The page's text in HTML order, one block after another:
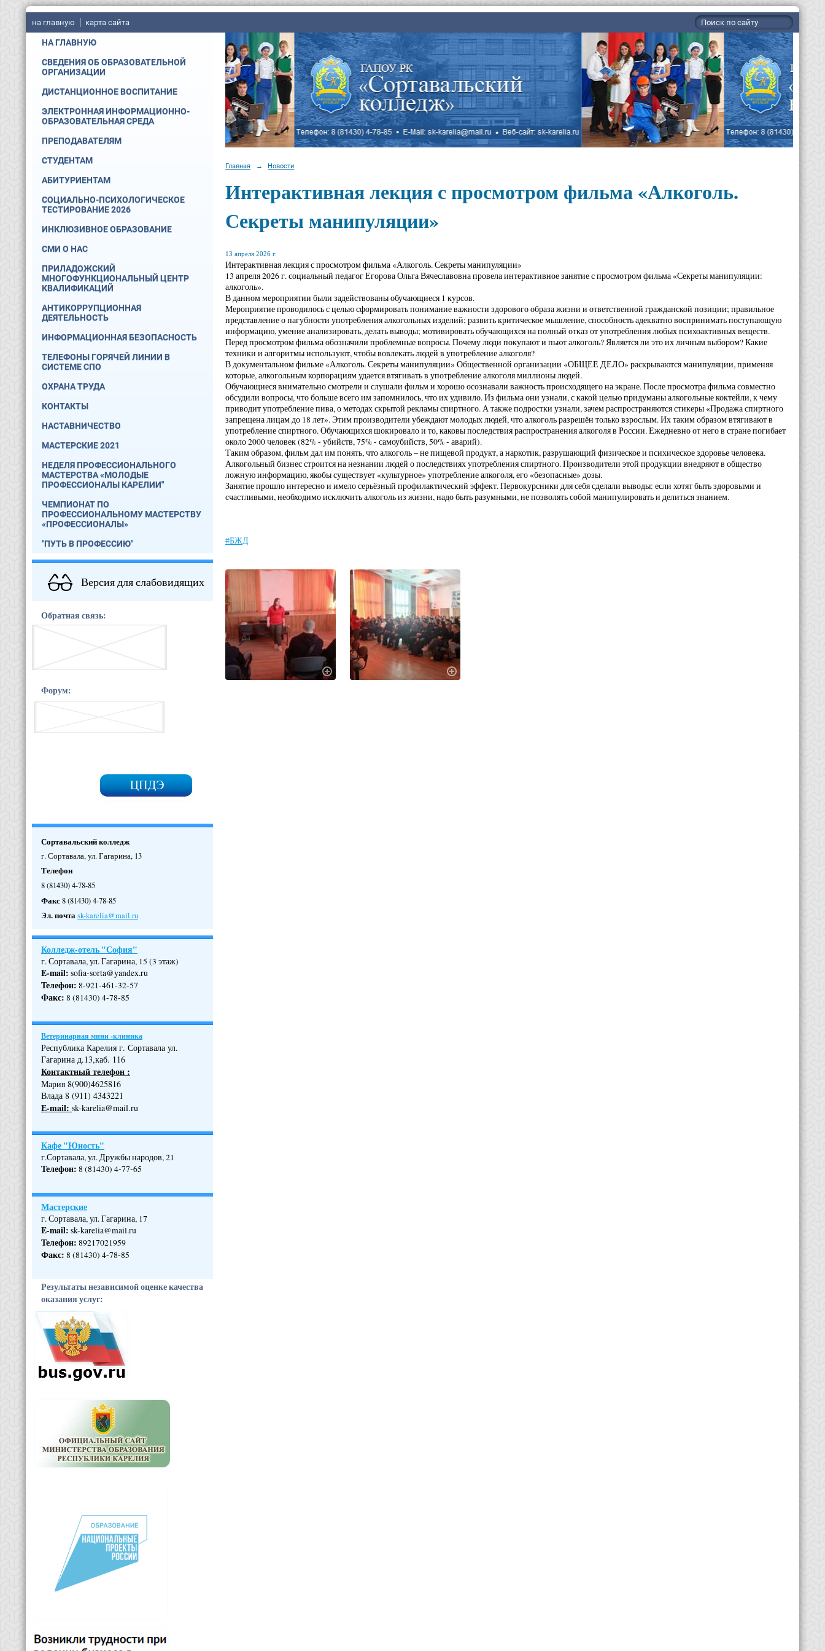
на главную карта сайта
НА ГЛАВНУЮ
СВЕДЕНИЯ ОБ ОБРАЗОВАТЕЛЬНОЙ
ОРГАНИЗАЦИИ
ДИСТАНЦИОННОЕ ВОСПИТАНИЕ
ЭЛЕКТРОННАЯ ИНФОРМАЦИОННО-
ОБРАЗОВАТЕЛЬНАЯ СРЕДА
ПРЕПОДАВАТЕЛЯМ
СТУДЕНТАМ
АБИТУРИЕНТАМ
СОЦИАЛЬНО-ПСИХОЛОГИЧЕСКОЕ
ТЕСТИРОВАНИЕ 2026
ИНКЛЮЗИВНОЕ ОБРАЗОВАНИЕ
СМИ О НАС
ПРИЛАДОЖСКИЙ
МНОГОФУНКЦИОНАЛЬНЫЙ ЦЕНТР
КВАЛИФИКАЦИЙ
АНТИКОРРУПЦИОННАЯ
ДЕЯТЕЛЬНОСТЬ
ИНФОРМАЦИОННАЯ БЕЗОПАСНОСТЬ
ТЕЛЕФОНЫ ГОРЯЧЕЙ ЛИНИИ В
СИСТЕМЕ СПО
ОХРАНА ТРУДА
КОНТАКТЫ
НАСТАВНИЧЕСТВО
МАСТЕРСКИЕ 2021
НЕДЕЛЯ ПРОФЕССИОНАЛЬНОГО
МАСТЕРСТВА «МОЛОДЫЕ
ПРОФЕССИОНАЛЫ КАРЕЛИИ"
ЧЕМПИОНАТ ПО
ПРОФЕССИОНАЛЬНОМУ МАСТЕРСТВУ
«ПРОФЕССИОНАЛЫ»
"ПУТЬ В ПРОФЕССИЮ"
Версия для слабовидящих
Обратная связь:
Форум:
Сортавальский колледж
г. Сортавала, ул. Гагарина, 13
Телефон
8 (81430) 4-78-85
Факс8 (81430) 4-78-85
Эл. почтаsk-karelia@mail.ru
Колледж-отель "София"
г. Сортавала, ул. Гагарина, 15 (3 этаж)
E-mail: sofia-sorta@yandex.ru
Телефон: 8-921-461-32-57
Факс: 8 (81430) 4-78-85
Ветеринарная мини -клиника
Республика Карелия г. Сортавала ул.
Гагарина д.13,каб. 116
Контактный телефон :
Мария 8(900)4625816
Влада 8 (911) 4343221
Е-mail: sk-karelia@mail.ru
Кафе "Юность"
г.Сортавала, ул. Дружбы народов, 21
Телефон: 8 (81430) 4-77-65
Мастерские
г. Сортавала, ул. Гагарина, 17
E-mail: sk-karelia@mail.ru
Телефон: 89217021959
Факс: 8 (81430) 4-78-85
Результаты независимой оценке качества
оказания услуг:
Главная → Новости
Интерактивная лекция с просмотром фильма «Алкоголь.
Секреты манипуляции»
13 апреля 2026 г.
Интерактивная лекция с просмотром фильма «Алкоголь. Секреты манипуляции»
13 апреля 2026 г. социальный педагог Егорова Ольга Вячеславовна провела интерактивное занятие с просмотром фильма «Секреты манипуляции:
алкоголь».
В данном мероприятии были задействованы обучающиеся 1 курсов.
Мероприятие проводилось с целью сформировать понимание важности здорового образа жизни и ответственной гражданской позиции; правильное
представление о пагубности употребления алкогольных изделий; развить критическое мышление, способность адекватно воспринимать поступающую
информацию, умение анализировать, делать выводы; мотивировать обучающихся на полный отказ от употребления любых психоактивных веществ.
Перед просмотром фильма обозначили проблемные вопросы. Почему люди покупают и пьют алкоголь? Является ли это их личным выбором? Какие
техники и алгоритмы используют, чтобы вовлекать людей в употребление алкоголя?
В документальном фильме «Алкоголь. Секреты манипуляции» Общественной организации «ОБЩЕЕ ДЕЛО» раскрываются манипуляции, применяя
которые, алкогольным корпорациям удается втягивать в употребление алкоголя миллионы людей.
Обучающиеся внимательно смотрели и слушали фильм и хорошо осознавали важность происходящего на экране. После просмотра фильма совместно
обсудили вопросы, что больше всего им запомнилось, что их удивило. Из фильма они узнали, с какой целью придуманы алкогольные коктейли, к чему
приводит употребление пива, о методах скрытой рекламы спиртного. А также подростки узнали, зачем распространяются стикеры «Продажа спиртного
запрещена лицам до 18 лет». Этим производители убеждают молодых людей, что алкоголь разрешён только взрослым. Их таким образом втягивают в
употребление спиртного. Обучающихся шокировало и то, каковы последствия распространения алкоголя в России. Ежедневно от него в стране погибает
около 2000 человек (82% - убийств, 75% - самоубийств, 50% - аварий).
Таким образом, фильм дал им понять, что алкоголь – не пищевой продукт, а наркотик, разрушающий физическое и психическое здоровье человека.
Алкогольный бизнес строится на незнании людей о последствиях употребления спиртного. Производители этой продукции внедряют в общество
ложную информацию, якобы существует «культурное» употребление алкоголя, его «безопасные» дозы.
Занятие прошло интересно и имело серьёзный профилактический эффект. Первокурсники для себя сделали выводы: если хотят быть здоровыми и
счастливыми, необходимо исключить алкоголь из жизни, надо быть разумными, не позволять собой манипулировать и делиться знанием.
#БЖД